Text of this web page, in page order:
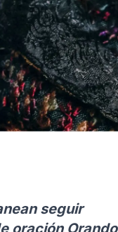
seguir
oración Orando